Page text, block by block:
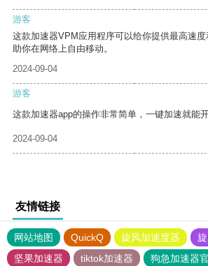
游客
这款加速器VPM应用程序可以给你提供最高速
助你在网络上自由移动。
2024-09-04
游客
这款加速器app的操作非常简单，一键加速就能
2024-09-04
友情链接
网站地图 QuickQ 旋风加速度器
坚果加速器
tiktok加速器
狗急加速器